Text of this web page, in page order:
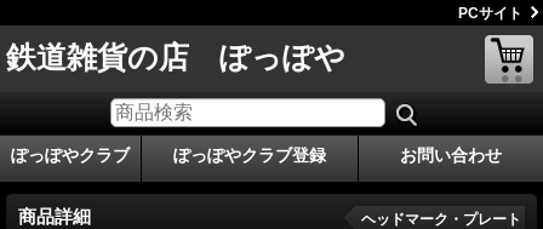
PCサイト
鉄道雑貨の店 ぽっぽや
ぽっぽやクラブ ぽっぽやクラブ登録 お問い合わせ
商品詳細 ヘッドマーク・プレート